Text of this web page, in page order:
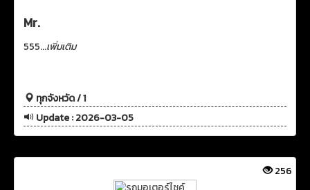
Mr.
555...เพิ่มเติม
ทุกจังหวัด / 1
Update : 2026-03-05
256